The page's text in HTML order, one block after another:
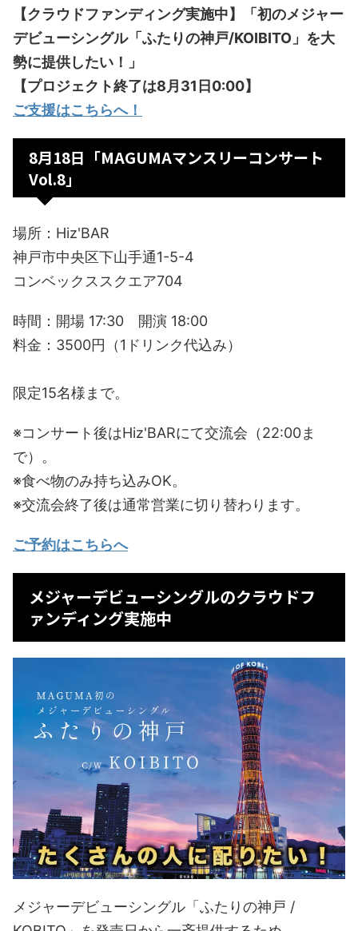
【クラウドファンディング実施中】「初のメジャー
デビューシングル「ふたりの神戸/KOIBITO」を大
勢に提供したい！」
【プロジェクト終了は8月31日0:00】
ご支援はこちらへ！
8月18日「MAGUMAマンスリーコンサート
Vol.8」
場所：Hiz'BAR
神戸市中央区下山手通1-5-4
コンベックススクエア704
時間：開場 17:30 開演 18:00
料金：3500円（1ドリンク代込み）
限定15名様まで。
※コンサート後はHiz'BARにて交流会（22:00ま
で）。
※食べ物のみ持ち込みOK。
※交流会終了後は通常営業に切り替わります。
ご予約はこちらへ
メジャーデビューシングルのクラウドフ
ァンディング実施中
メジャーデビューシングル「ふたりの神戸 /